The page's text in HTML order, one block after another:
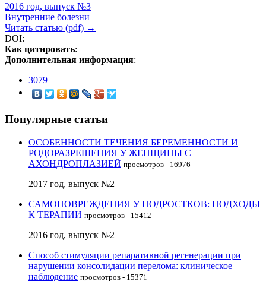
2016 год, выпуск №3
Внутренние болезни
Читать статью (pdf) →
DOI:
Как цитировать:
Дополнительная информация:
3079
Популярные статьи
ОСОБЕННОСТИ ТЕЧЕНИЯ БЕРЕМЕННОСТИ И
РОДОРАЗРЕШЕНИЯ У ЖЕНЩИНЫ С
АХОНДРОПЛАЗИЕЙ просмотров - 16976
2017 год, выпуск №2
САМОПОВРЕЖДЕНИЯ У ПОДРОСТКОВ: ПОДХОДЫ
К ТЕРАПИИ просмотров - 15412
2016 год, выпуск №2
Способ стимуляции репаративной регенерации при
нарушении консолидации перелома: клиническое
наблюдение просмотров - 15371